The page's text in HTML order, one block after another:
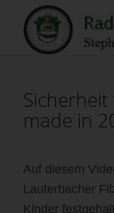
made in
Auf diesem
Lauterbacher
Kinder